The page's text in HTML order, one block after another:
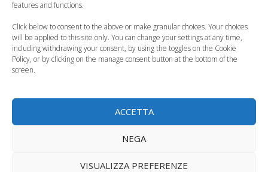
features and functions.
Click below to consent to the above or make granular choices. Your choices
will be applied to this site only. You can change your settings at any time,
including withdrawing your consent, by using the toggles on the Cookie
Policy, or by clicking on the manage consent button at the bottom of the
screen.
ACCETTA
NEGA
VISUALIZZA PREFERENZE
La letterina-collage a
Giochi per bambini
sicuri, il decalogo del
Consigli per gli Acquisti,Curiosità, News, ecc.
Tag
giocattoli a norma,giocattoli per neonato,sicurezza
Riabilitazione bambini, il polo Bosisio Parini di Lecco